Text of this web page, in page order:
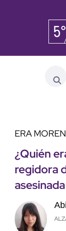
ERA
¿Quién
regidora